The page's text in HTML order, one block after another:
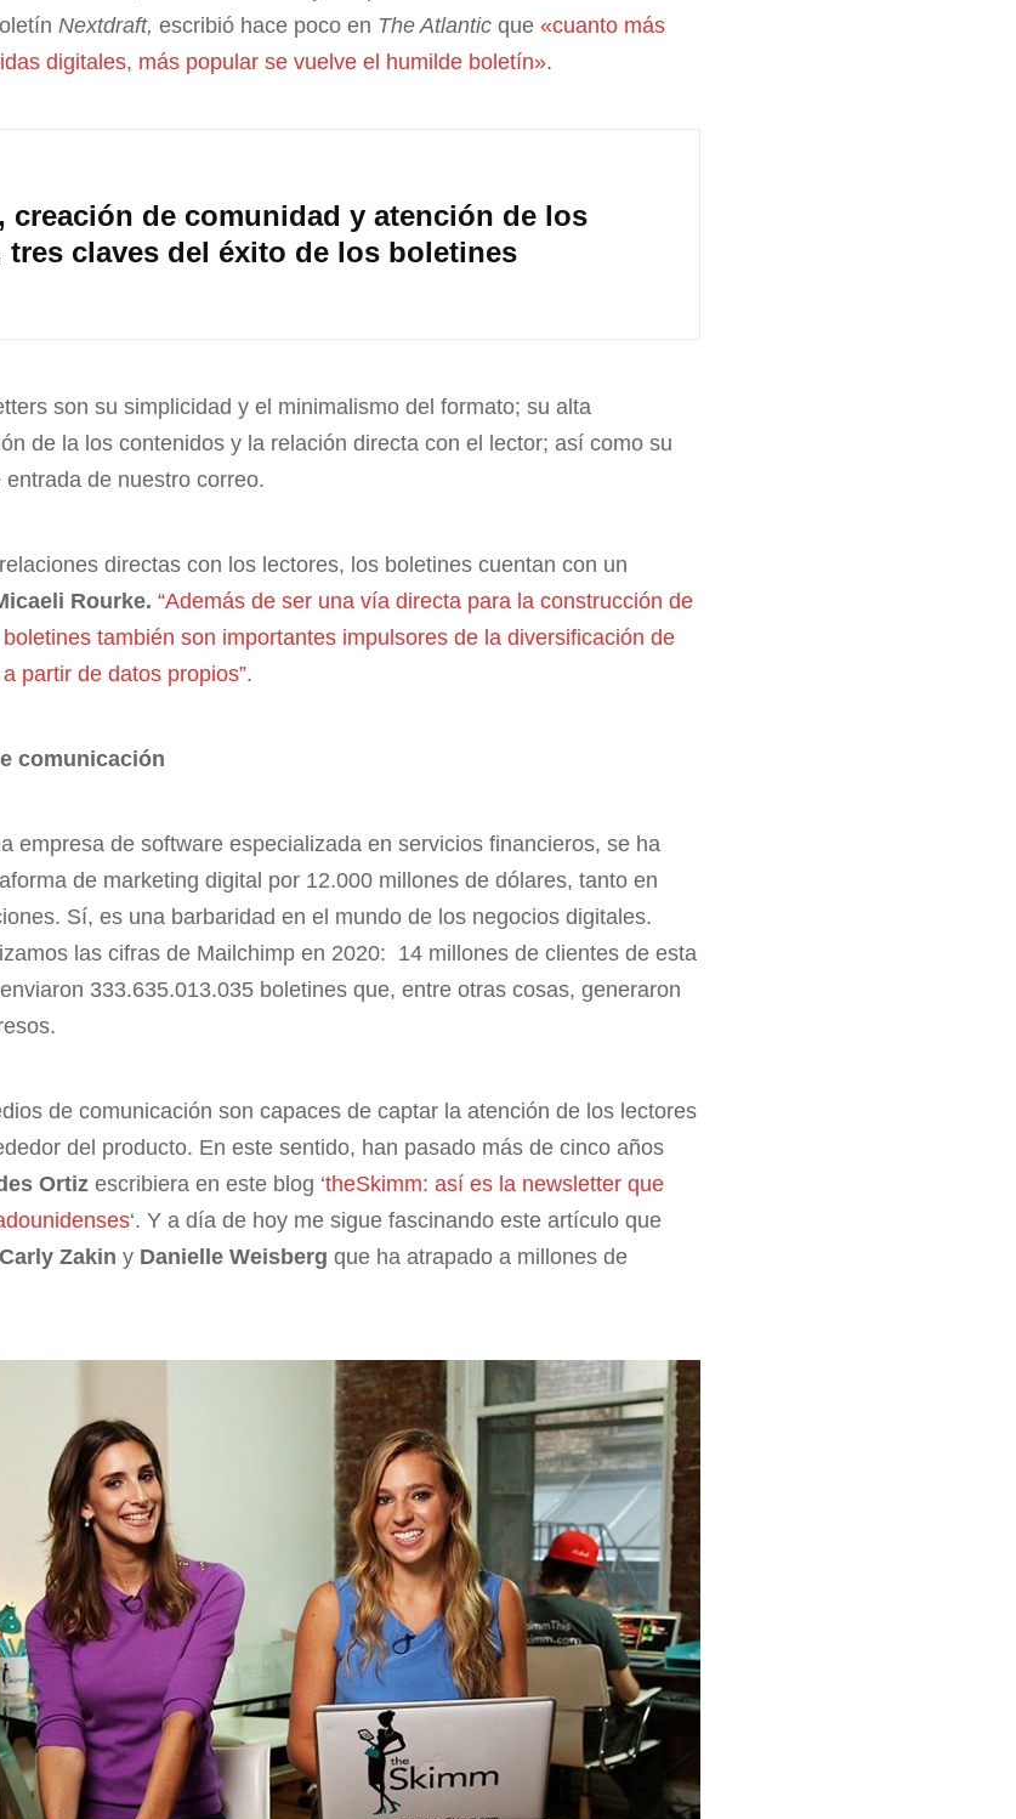
Nextdraft, escribió hace poco en The Atlantic que«cuanto más
digitales, más popular se vuelve el humilde boletín».
creación de comunidad y atención de los
tres claves del éxito de los boletines
son su simplicidad y el minimalismo del formato; su alta
de la los contenidos y la relación directa con el lector; así como su
de nuestro correo.
directas con los lectores, los boletines cuentan con un
Rourke. “Además de ser una vía directa para la construcción de
también son importantes impulsores de la diversificación de
partir de datos propios”.
comunicación
empresa de software especializada en servicios financieros, se ha
de marketing digital por 12.000 millones de dólares, tanto en
Sí, es una barbaridad en el mundo de los negocios digitales.
las cifras de Mailchimp en 2020: 14 millones de clientes de esta
333.635.013.035 boletines que, entre otras cosas, generaron
de comunicación son capaces de captar la atención de los lectores
del producto. En este sentido, han pasado más de cinco años
Ortizescribiera en este blog ‘theSkimm: así es la newsletter que
‘. Y a día de hoy me sigue fascinando este artículo que
Carly Zakin y Danielle Weisberg que ha atrapado a millones de